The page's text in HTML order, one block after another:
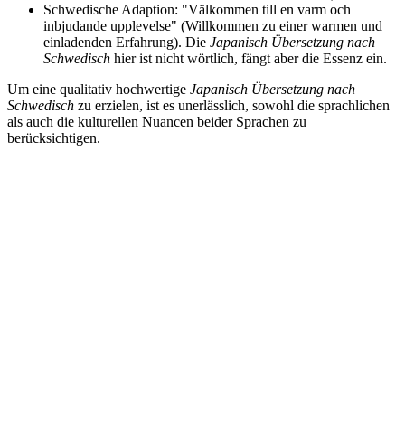
Schwedische Adaption: "Välkommen till en varm och
inbjudande upplevelse" (Willkommen zu einer warmen und
einladenden Erfahrung). Die Japanisch Übersetzung nach
Schwedisch hier ist nicht wörtlich, fängt aber die Essenz ein.
Um eine qualitativ hochwertige Japanisch Übersetzung nach
Schwedisch zu erzielen, ist es unerlässlich, sowohl die sprachlichen
als auch die kulturellen Nuancen beider Sprachen zu
berücksichtigen.